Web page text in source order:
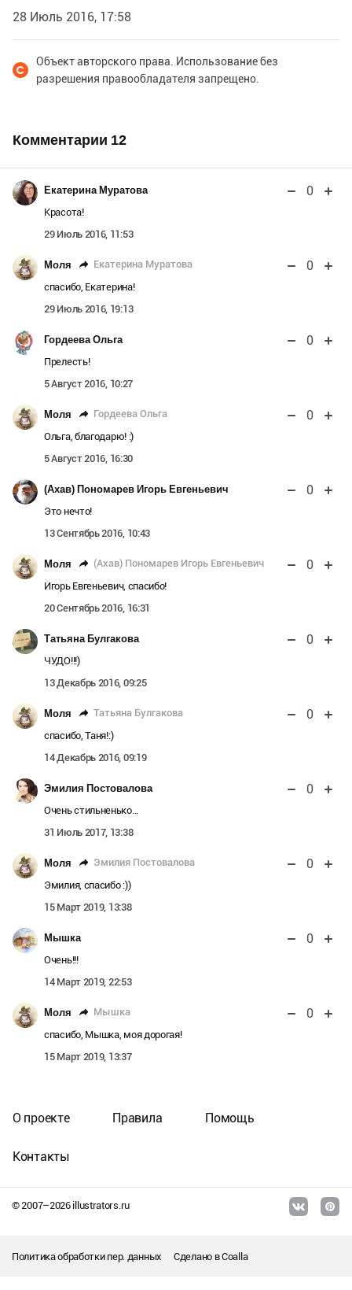
28 Июль 2016, 17:58
Объект авторского права. Использование без
разрешения правообладателя запрещено.
Комментарии 12
Екатерина Муратова 0
Красота!
29 Июль 2016, 11:53
Моля Екатерина Муратова 0
спасибо, Екатерина!
29 Июль 2016, 19:13
Гордеева Ольга 0
Прелесть!
5 Август 2016, 10:27
Моля Гордеева Ольга 0
Ольга, благодарю! :)
5 Август 2016, 16:30
(Ахав) Пономарев Игорь Евгеньевич 0
Это нечто!
13 Сентябрь 2016, 10:43
Моля (Ахав) Пономарев Игорь Евгеньевич 0
Игорь Евгеньевич, спасибо!
20 Сентябрь 2016, 16:31
Татьяна Булгакова 0
ЧУДО!!!)
13 Декабрь 2016, 09:25
Моля Татьяна Булгакова 0
спасибо, Таня!:)
14 Декабрь 2016, 09:19
Эмилия Постовалова 0
Очень стильненько...
31 Июль 2017, 13:38
Моля Эмилия Постовалова 0
Эмилия, спасибо :))
15 Март 2019, 13:38
Мышка 0
Очень!!!
14 Март 2019, 22:53
Моля Мышка 0
спасибо, Мышка, моя дорогая!
15 Март 2019, 13:37
© 2007–2026illustrators.ru
О проекте Правила Помощь
Контакты
Политика обработки пер. данных Сделано вCoalla